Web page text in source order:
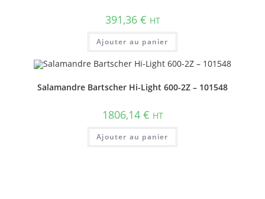
391,36 € HT
Ajouter au panier
Salamandre Bartscher Hi-Light 600-2Z – 101548
1806,14 € HT
Ajouter au panier